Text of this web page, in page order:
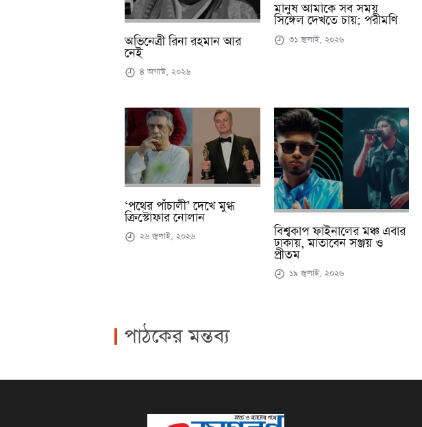
অভিনেত্রী রিনা রহমান আর
নেই
৪ অগাস্ট, ২০২৬
মানুষ আমাকে সব সময়
সিঙ্গেল দেখতে চায়: পরীমণি
৩১ জুলাই, ২০২৬
‘পথের পাঁচালী’ দেখে মুগ্ধ
ক্রিস্টোফার নোলান
২৬ জুলাই, ২০২৬ বিশ্বকাপ ফাইনালের মঞ্চ এবার
ঢাকায়, মাতাবেন সঞ্জয় ও
প্রীতম
১৯ জুলাই, ২০২৬
পাঠকের মন্তব্য